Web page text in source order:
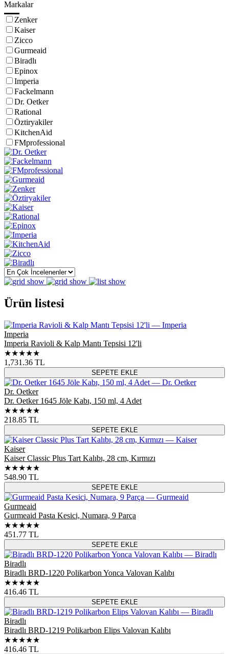
Markalar
Zenker
Kaiser
Zicco
Gurmeaid
Biradlı
Epinox
Imperia
Fackelmann
Dr. Oetker
Rational
Öztiryakiler
KitchenAid
FMprofessional
Ürün listesi
Imperia
Imperia Ravioli & Kalp Mantı Tepsisi 12'li
★★★★★
1,731.36 TL
SEPETE EKLE
Dr. Oetker
Dr. Oetker 1645 Jöle Kabı, 150 ml, 4 Adet
★★★★★
218.85 TL
SEPETE EKLE
Kaiser
Kaiser Classic Plus Tart Kalıbı, 28 cm, Kırmızı
★★★★★
548.90 TL
SEPETE EKLE
Gurmeaid
Gurmeaid Pasta Kesici, Numara, 9 Parça
★★★★★
451.77 TL
SEPETE EKLE
Biradlı
Biradlı BRD-1220 Polikarbon Yonca Valovan Kalıbı
★★★★★
416.46 TL
SEPETE EKLE
Biradlı
Biradlı BRD-1219 Polikarbon Elips Valovan Kalıbı
★★★★★
416.46 TL